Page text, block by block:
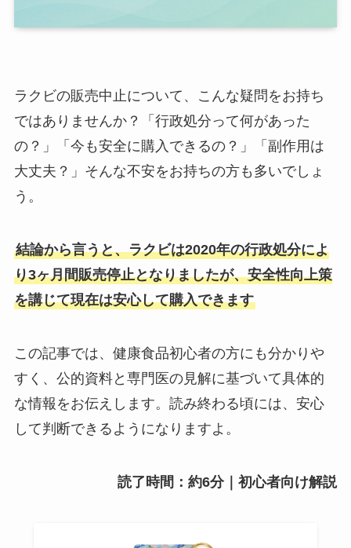
ラクビの販売中止について、こんな疑問をお持ち
ではありませんか？「行政処分って何があった
の？」「今も安全に購入できるの？」「副作用は
大丈夫？」そんな不安をお持ちの方も多いでしょ
う。
結論から言うと、ラクビは2020年の行政処分によ
り3ヶ月間販売停止となりましたが、安全性向上策
を講じて現在は安心して購入できます
この記事では、健康食品初心者の方にも分かりや
すく、公的資料と専門医の見解に基づいて具体的
な情報をお伝えします。読み終わる頃には、安心
して判断できるようになりますよ。
読了時間：約6分｜初心者向け解説